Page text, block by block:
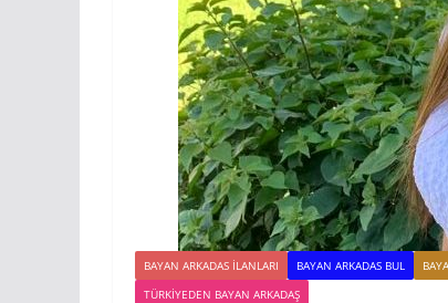
BAYAN ARKADAS ILANLARI BAYAN ARKADAS BUL
TÜRKIYEDEN BAYAN ARKADAŞ